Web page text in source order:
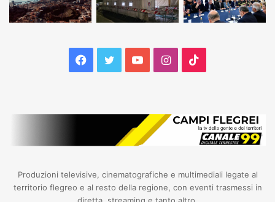
Facebook
TwitterYouTubeInstagram
Produzioni televisive, cinematografiche e multimediali legate al
territorio flegreo e al resto della regione, con eventi trasmessi in